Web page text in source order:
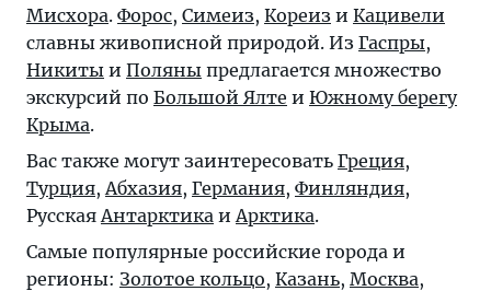
Мисхора. Форос, Симеиз, Кореиз и Кацивели
славны живописной природой. Из Гаспры,
Никиты и Поляны предлагается множество
экскурсий по Большой Ялте и Южному берегу
Крыма.
Вас также могут заинтересовать Греция,
Турция, Абхазия, Германия, Финляндия,
Русская Антарктика и Арктика.
Самые популярные российские города и
регионы: Золотое кольцо, Казань, Москва,